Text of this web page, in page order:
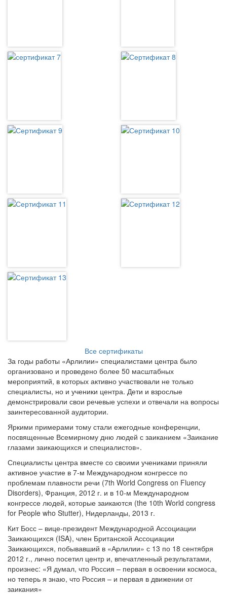
Все сертификаты
За годы работы «Арлилии» специалистами центра было
организовано и проведено более 50 масштабных
мероприятий, в которых активно участвовали не только
специалисты, но и ученики центра. Дети и взрослые
демонстрировали свои речевые успехи и отвечали на вопросы
заинтересованной аудитории.
Яркими примерами тому стали ежегодные конференции,
посвященные Всемирному дню людей с заиканием «Заикание
глазами заикающихся и специалистов».
Специалисты центра вместе со своими учениками приняли
активное участие в 7-м Международном конгрессе по
проблемам плавности речи (7th World Congress on Fluency
Disorders), Франция, 2012 г. и в 10-м Международном
конгрессе людей, которые заикаются (the 10th World congress
for People who Stutter), Нидерланды, 2013 г.
Кит Босс – вице-президент Международной Ассоциации
Заикающихся (ISA), член Британской Ассоциации
Заикающихся, побывавший в «Арлилии» с 13 по 18 сентября
2012 г., лично посетил центр и, впечатленный результатами,
произнес: «Я думал, что Россия – первая в освоении космоса,
но теперь я знаю, что Россия – и первая в движении от
заикания»